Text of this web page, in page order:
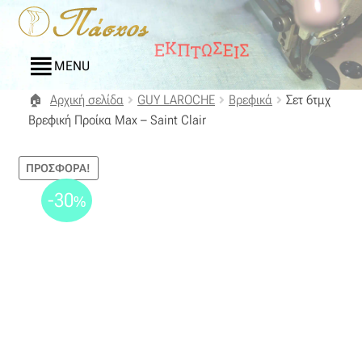
Απευθείας
μετάβαση
στην
πλοήγηση
Μετάβαση
σε
περιεχόμενο
MENU
Αρχική
Compare
Αρχική σελίδα GUY LAROCHE Βρεφικά
Σετ 6τμχ
Βρεφική Προίκα Max – Saint Clair
ΠΡΟΣΦΟΡΆ!
-30%